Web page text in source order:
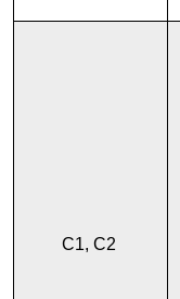
C1, C2